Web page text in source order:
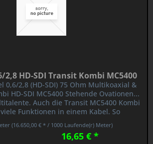
HD-SDI Transit Kombi MC5400
0,6/2,8 (HD-SDI) 75 Ohm Multikoaxial &
HD-SDI MC5400 Stehende Ovationen...
Auch die Transit MC5400 Kombi
Funktionen in einem Kabel. So
(16.650,00 € * / 1000 Laufende(r) Meter)
16,65 € *